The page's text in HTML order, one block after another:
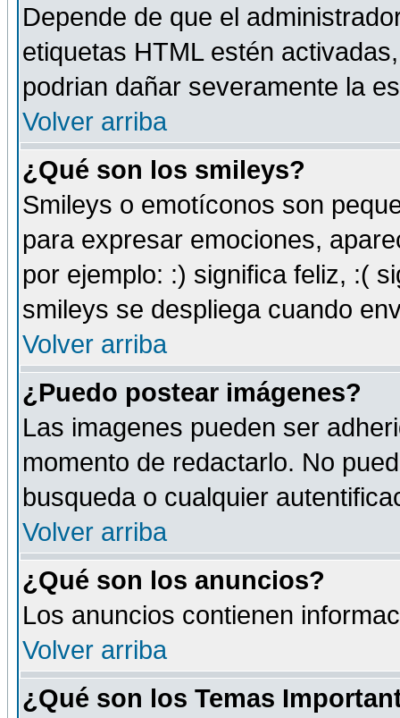
Depende de que el
etiquetas HTML estén
podrian dañar severamente la
Volver arriba
¿Qué son los smileys?
Smileys o emotíconos son
para expresar emociones,
por ejemplo: :) significa feliz, :(
smileys se despliega cuando
Volver arriba
¿Puedo postear imágenes?
Las imagenes pueden ser
momento de redactarlo. No
busqueda o cualquier
Volver arriba
¿Qué son los anuncios?
Los anuncios contienen
Volver arriba
¿Qué son los Temas